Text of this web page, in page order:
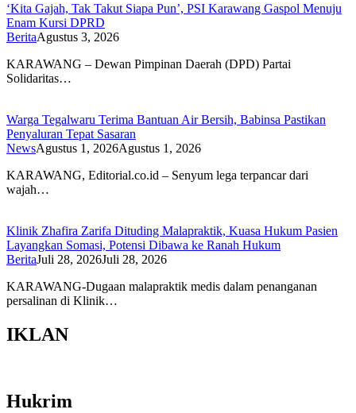
‘Kita Gajah, Tak Takut Siapa Pun’, PSI Karawang Gaspol Menuju
Enam Kursi DPRD
BeritaAgustus 3, 2026
KARAWANG – Dewan Pimpinan Daerah (DPD) Partai
Solidaritas…
Warga Tegalwaru Terima Bantuan Air Bersih, Babinsa Pastikan
Penyaluran Tepat Sasaran
NewsAgustus 1, 2026Agustus 1, 2026
KARAWANG, Editorial.co.id – Senyum lega terpancar dari
wajah…
Klinik Zhafira Zarifa Dituding Malapraktik, Kuasa Hukum Pasien
Layangkan Somasi, Potensi Dibawa ke Ranah Hukum
BeritaJuli 28, 2026Juli 28, 2026
KARAWANG-Dugaan malapraktik medis dalam penanganan
persalinan di Klinik…
IKLAN
Hukrim